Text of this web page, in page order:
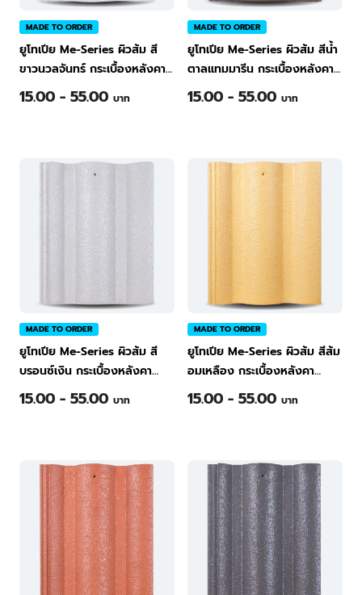
MADE TO ORDER
ยูโทเปีย Me-Series ผิวส้ม สี
ขาวนวลจันทร์ กระเบื้องหลังคา
คอนกรีต ทีพีไอ Green
15.00 - 55.00 บาท
MADE TO ORDER
ยูโทเปีย Me-Series ผิวส้ม สีน้ำ
ตาลแทมมารีน กระเบื้องหลังคา
คอนกรีต ทีพีไอ Green
15.00 - 55.00 บาท
MADE TO ORDER
ยูโทเปีย Me-Series ผิวส้ม สี
บรอนซ์เงิน กระเบื้องหลังคา
คอนกรีต ทีพีไอ Green
15.00 - 55.00 บาท
MADE TO ORDER
ยูโทเปีย Me-Series ผิวส้ม สีส้ม
อมเหลือง กระเบื้องหลังคา
คอนกรีต ทีพีไอ Green
15.00 - 55.00 บาท